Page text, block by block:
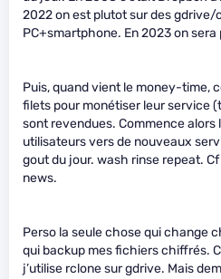
2022 on est plutot sur des gdrive/
PC+smartphone. En 2023 on
Puis, quand vient le money-time,
filets pour monétiser leur service
sont revendues. Commence alors
utilisateurs vers de nouveaux
gout du jour. wash rinse repeat.
news.
Perso la seule chose qui change
qui backup mes fichiers chiffrés.
j’utilise rclone sur gdrive. Mais